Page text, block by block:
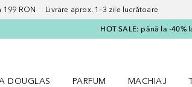
199 RON Livrare aprox. 1–3 zile lucrătoare
HOT SALE: până la -40%
DOUGLAS
PARFUM
MACHIAJ